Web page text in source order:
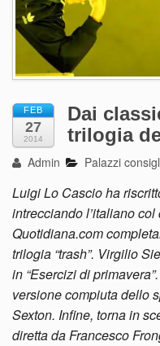
FEB
27
2014
Dai
trilogia
Admin Palazzi
Luigi Lo Cascio ha
intrecciando l’italiano
Quotidiana.com
trilogia “trash”. Virgilio
in “Esercizi di
versione compiuta dello
Sexton. Infine, torna in
diretta da Francesco